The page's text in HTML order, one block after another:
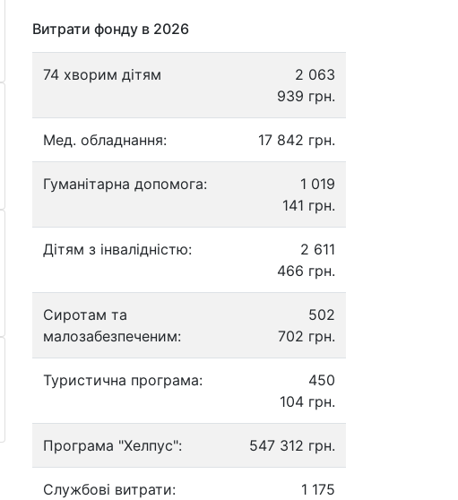
Витрати фонду в 2026
74 хворим дітям
2 063
939 грн.
Мед. обладнання: 17 842 грн.
Гуманітарна допомога:
1 019
141 грн.
Дітям з інвалідністю:
2 611
466 грн.
Сиротам та
малозабезпеченим:
502
702 грн.
Туристична програма:
450
104 грн.
Програма "Хелпус": 547 312 грн.
Службові витрати:
1 175